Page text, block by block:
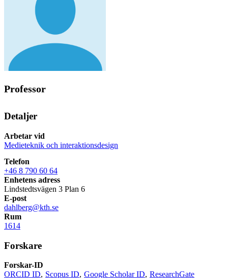
Professor
Detaljer
Arbetar vid
Medieteknik och interaktionsdesign
Telefon
+46 8 790 60 64
Enhetens adress
Lindstedtsvägen 3 Plan 6
E-post
dahlberg@kth.se
Rum
1614
Forskare
Forskar-ID
ORCID ID
Scopus ID Google Scholar ID ResearchGate